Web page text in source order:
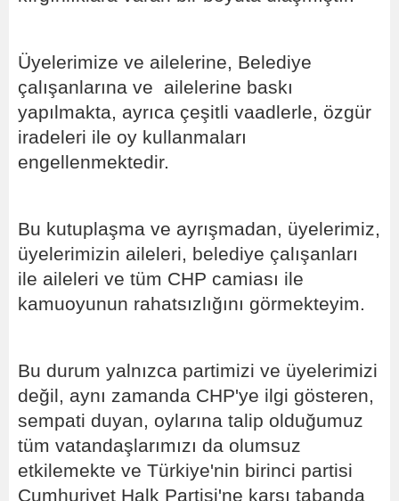
Üyelerimize ve ailelerine, Belediye
çalışanlarına ve ailelerine baskı
yapılmakta, ayrıca çeşitli vaadlerle, özgür
iradeleri ile oy kullanmaları
engellenmektedir.
Bu kutuplaşma ve ayrışmadan, üyelerimiz,
üyelerimizin aileleri, belediye çalışanları
ile aileleri ve tüm CHP camiası ile
kamuoyunun rahatsızlığını görmekteyim.
Bu durum yalnızca partimizi ve üyelerimizi
değil, aynı zamanda CHP'ye ilgi gösteren,
sempati duyan, oylarına talip olduğumuz
tüm vatandaşlarımızı da olumsuz
etkilemekte ve Türkiye'nin birinci partisi
Cumhuriyet Halk Partisi'ne karşı tabanda